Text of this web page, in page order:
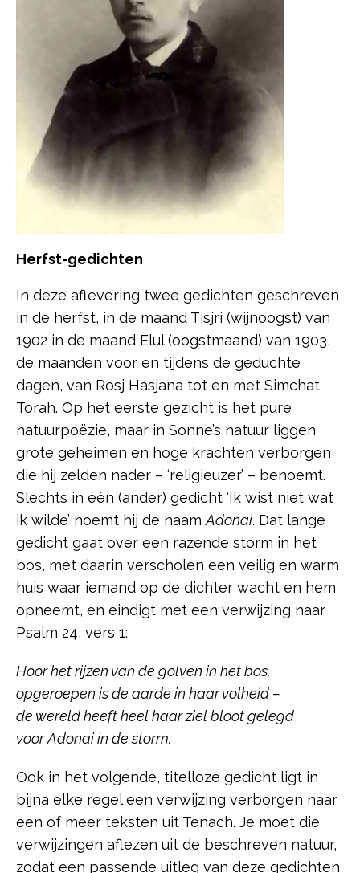
Herfst-gedichten
In deze aflevering twee gedichten geschreven
in de herfst, in de maand Tisjri (wijnoogst) van
1902 in de maand Elul (oogstmaand) van 1903,
de maanden voor en tijdens de geduchte
dagen, van Rosj Hasjana tot en met Simchat
Torah. Op het eerste gezicht is het pure
natuurpoëzie, maar in Sonne’s natuur liggen
grote geheimen en hoge krachten verborgen
die hij zelden nader – ‘religieuzer’ – benoemt.
Slechts in één (ander) gedicht ‘Ik wist niet wat
ik wilde’ noemt hij de naam Adonai. Dat lange
gedicht gaat over een razende storm in het
bos, met daarin verscholen een veilig en warm
huis waar iemand op de dichter wacht en hem
opneemt, en eindigt met een verwijzing naar
Psalm 24, vers 1:
Hoor het rijzen van de golven in het bos,
opgeroepen is de aarde in haar volheid –
de wereld heeft heel haar ziel bloot gelegd
voor Adonai in de storm.
Ook in het volgende, titelloze gedicht ligt in
bijna elke regel een verwijzing verborgen naar
een of meer teksten uit Tenach. Je moet die
verwijzingen aflezen uit de beschreven natuur,
zodat een passende uitleg van deze gedichten